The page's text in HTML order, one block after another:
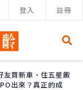
登入 註冊
友買新車、住五星飯
出來？真正的成